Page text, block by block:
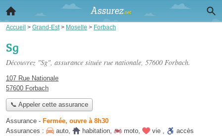
Accueil > Grand-Est > Moselle > Forbach
Sg
Découvrez "Sg", assurance située rue nationale, 57600 Forbach.
107 Rue Nationale
57600 Forbach
📞 Appeler cette assurance
Assurance - Fermée, ouvre à 8h30
Assurances :
auto, habitation, moto, vie ,
accès